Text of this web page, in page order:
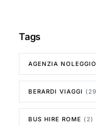
Tags
AGENZIA
BERARDI VIAGGI
BUS HIRE ROME (2)